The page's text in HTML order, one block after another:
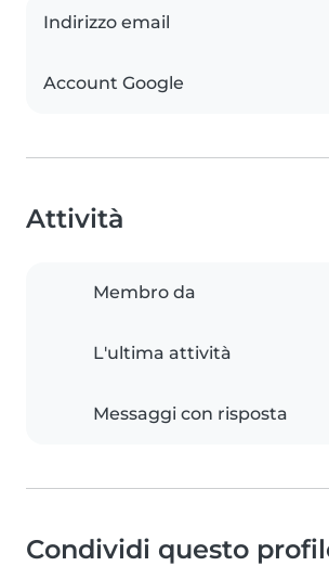
Indirizzo email
Account Google
Attività
Membro da
L'ultima attività
Messaggi con risposta
Condividi questo